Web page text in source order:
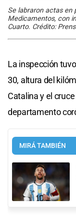
Se labraron actas en
Medicamentos, con
Cuarto. Crédito:
La inspección
30, altura del
Catalina y el
departamento
MIRÁ TAMBIÉN